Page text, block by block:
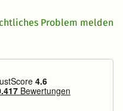
Problem melden